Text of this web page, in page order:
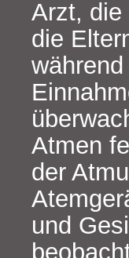
Arzt, die
die
Atmen
der
und